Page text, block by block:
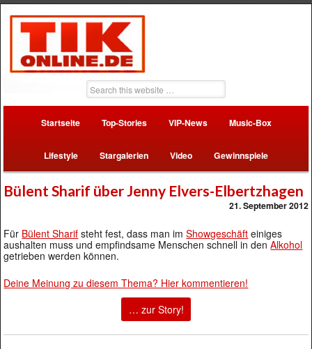
Startseite Top-Stories VIP-News Music-Box
Lifestyle Stargalerien Video Gewinnspiele
Bülent Sharif über Jenny Elvers-Elbertzhagen
21. September 2012
Für Bülent Sharif steht fest, dass man imShowgeschäft einiges
aushalten muss und empfindsame Menschen schnell in denAlkohol
getrieben werden können.
Deine Meinung zu diesem Thema? Hier kommentieren!
… zur Story!